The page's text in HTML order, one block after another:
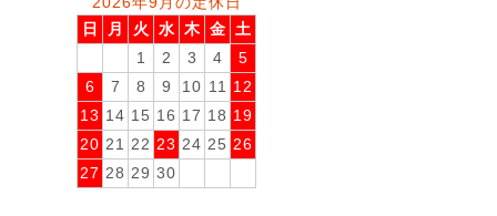
日
月 火 水 木 金 土
1
2 3 4
5
6
7 8 9 10 11 12
13 14 15 16 17 18 19
20 21 22 23 24 25 26
27 28 29 30